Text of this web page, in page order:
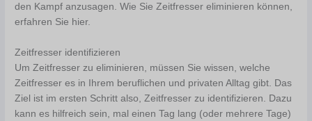
den Kampf anzusagen. Wie Sie Zeitfresser eliminieren können,
erfahren Sie hier.
Zeitfresser identifizieren
Um Zeitfresser zu eliminieren, müssen Sie wissen, welche
Zeitfresser es in Ihrem beruflichen und privaten Alltag gibt. Das
Ziel ist im ersten Schritt also, Zeitfresser zu identifizieren. Dazu
kann es hilfreich sein, mal einen Tag lang (oder mehrere Tage)